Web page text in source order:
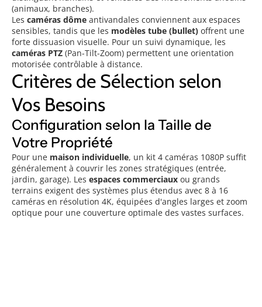
(animaux, branches).
Les caméras dôme antivandales conviennent aux espaces
sensibles, tandis que les modèles tube (bullet) offrent une
forte dissuasion visuelle. Pour un suivi dynamique, les
caméras PTZ (Pan-Tilt-Zoom) permettent une orientation
motorisée contrôlable à distance.
Critères de Sélection selon
Vos Besoins
Configuration selon la Taille de
Votre Propriété
Pour une maison individuelle, un kit 4 caméras 1080P suffit
généralement à couvrir les zones stratégiques (entrée,
jardin, garage). Les espaces commerciaux ou grands
terrains exigent des systèmes plus étendus avec 8 à 16
caméras en résolution 4K, équipées d'angles larges et zoom
optique pour une couverture optimale des vastes surfaces.